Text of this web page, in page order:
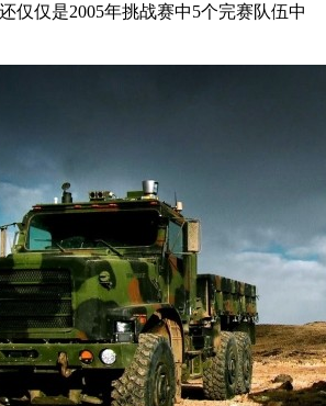
仅仅是2005年挑战赛中5个完赛队伍中